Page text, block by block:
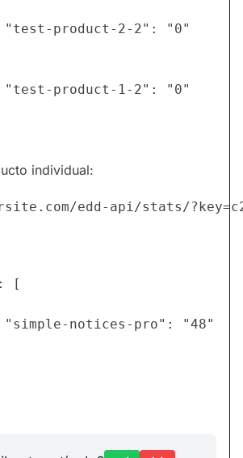
product-2-2": "0"
product-1-2": "0"
individual:
[
notices-pro": "48"